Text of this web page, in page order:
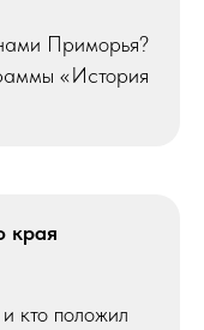
Приморья?
«История
края
кто положил